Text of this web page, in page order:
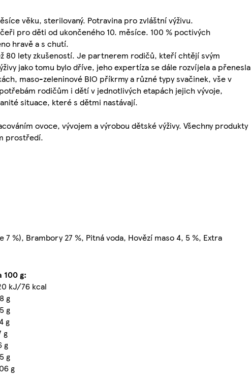
věku, sterilovaný. Potravina pro zvláštní výživu.
pro děti od ukončeného 10. měsíce. 100 % poctivých
hravě a s chutí.
80 lety zkušeností. Je partnerem rodičů, kteří chtějí svým
jako tomu bylo dříve, jeho expertíza se dále rozvíjela a přenesla
maso-zeleninové BIO příkrmy a různé typy svačinek, vše v
rodičům i dětí v jednotlivých etapách jejich vývoje,
situace, které s dětmi nastávají.
ovoce, vývojem a výrobou dětské výživy. Všechny produkty
prostředí.
%), Brambory 27 %, Pitná voda, Hovězí maso 4, 5 %, Extra
100 g:
kJ/76 kcal
g
g
g
g
g
g
g